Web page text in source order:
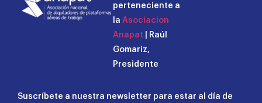
perteneciente a
la Asociacion
Anapat | Raúl
Gomariz,
Presidente
Suscríbete a nuestra newsletter para estar al día de